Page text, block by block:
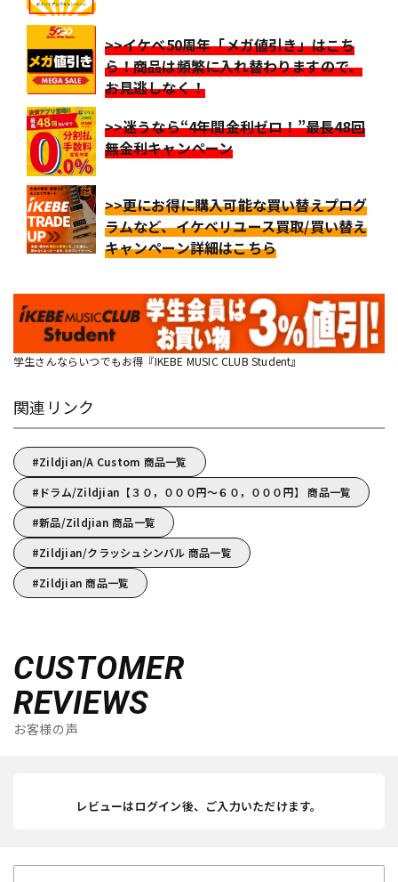
>>イケベ50周年「メガ値引き」はこち
ら！商品は頻繁に入れ替わりますので、
お見逃しなく！
>>迷うなら“4年間金利ゼロ！”最長48回
無金利キャンペーン
>>更にお得に購入可能な買い替えプログ
ラムなど、イケベリユース買取/買い替え
キャンペーン詳細はこちら
学生さんならいつでもお得『IKEBE MUSIC CLUB Student』
関連リンク
Zildjian/A Custom 商品一覧
ドラム/Zildjian【３０，０００円～６０，０００円】 商品一覧
新品/Zildjian 商品一覧
Zildjian/クラッシュシンバル 商品一覧
Zildjian 商品一覧
CUSTOMER
REVIEWS
お客様の声
レビューはログイン後、ご入力いただけます。